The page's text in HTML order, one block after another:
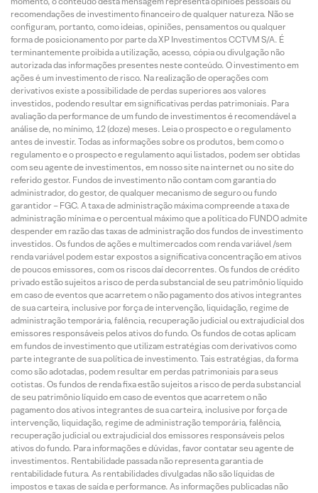
recomendações de investimento financeiro de qualquer natureza. Não se
configuram, portanto, como ideias, opiniões, pensamentos ou qualquer
forma de posicionamento por parte da XP Investimentos CCTVM S/A. É
terminantemente proibida a utilização, acesso, cópia ou divulgação não
autorizada das informações presentes neste conteúdo. O investimento em
ações é um investimento de risco. Na realização de operações com
derivativos existe a possibilidade de perdas superiores aos valores
investidos, podendo resultar em significativas perdas patrimoniais. Para
avaliação da performance de um fundo de investimentos é recomendável a
análise de, no mínimo, 12 (doze) meses. Leia o prospecto e o regulamento
antes de investir. Todas as informações sobre os produtos, bem como o
regulamento e o prospecto e regulamento aqui listados, podem ser obtidas
com seu agente de investimentos, em nosso site na internet ou no site do
referido gestor. Fundos de investimento não contam com garantia do
administrador, do gestor, de qualquer mecanismo de seguro ou fundo
garantidor – FGC. A taxa de administração máxima compreende a taxa de
administração mínima e o percentual máximo que a política do FUNDO admite
despender em razão das taxas de administração dos fundos de investimento
investidos. Os fundos de ações e multimercados com renda variável /sem
renda variável podem estar expostos a significativa concentração em ativos
de poucos emissores, com os riscos daí decorrentes. Os fundos de crédito
privado estão sujeitos a risco de perda substancial de seu patrimônio líquido
em caso de eventos que acarretem o não pagamento dos ativos integrantes
de sua carteira, inclusive por força de intervenção, liquidação, regime de
administração temporária, falência, recuperação judicial ou extrajudicial dos
emissores responsáveis pelos ativos do fundo. Os fundos de cotas aplicam
em fundos de investimento que utilizam estratégias com derivativos como
parte integrante de sua política de investimento. Tais estratégias, da forma
como são adotadas, podem resultar em perdas patrimoniais para seus
cotistas. Os fundos de renda fixa estão sujeitos a risco de perda substancial
de seu patrimônio líquido em caso de eventos que acarretem o não
pagamento dos ativos integrantes de sua carteira, inclusive por força de
intervenção, liquidação, regime de administração temporária, falência,
recuperação judicial ou extrajudicial dos emissores responsáveis pelos
ativos do fundo. Para informações e dúvidas, favor contatar seu agente de
investimentos. Rentabilidade passada não representa garantia de
rentabilidade futura. As rentabilidades divulgadas não são líquidas de
impostos e taxas de saída e performance. As informações publicadas não